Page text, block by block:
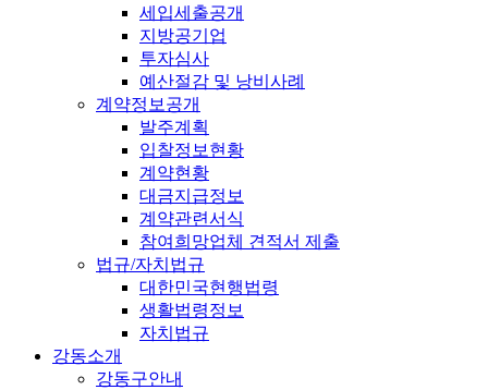
세입세출공개
지방공기업
투자심사
예산절감 및 낭비사례
계약정보공개
발주계획
입찰정보현황
계약현황
대금지급정보
계약관련서식
참여희망업체 견적서 제출
법규/자치법규
대한민국현행법령
생활법령정보
자치법규
강동소개
강동구안내